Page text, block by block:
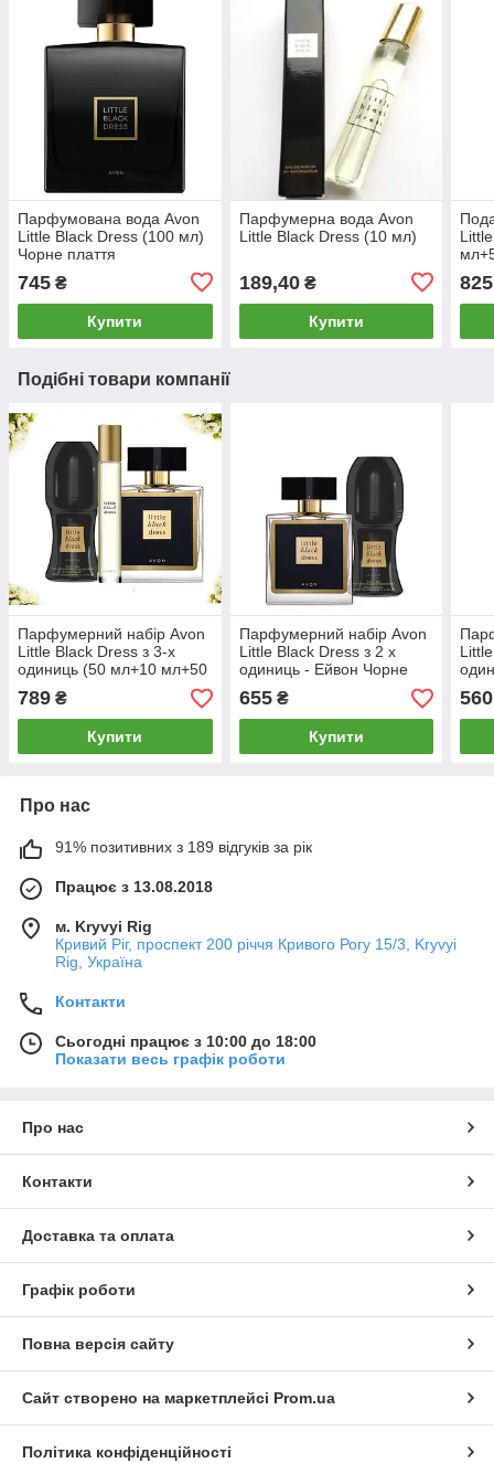
Парфумована вода Avon
Little Black Dress (100 мл)
Чорне плаття
745 ₴
Купити
Парфумерна вода Avon
Little Black Dress (10 мл)
189,40₴
Купити
825
Подібні товари компанії
Парфумерний набір Avon
Little Black Dress з 3-х
одиниць (50 мл+10 мл+50
мл) - Ейвон Чорне плаття
для жінок
789 ₴
Купити
Парфумерний набір Avon
Little Black Dress з 2 х
одиниць - Ейвон Чорне
плаття
655₴
Купити
560
Про нас
91% позитивних з 189 відгуків за рік
Працює з 13.08.2018
м. Kryvyi Rig
Кривий Ріг, проспект 200 річчя Кривого Рогу 15/3, Kryvyi
Rig, Україна
Контакти
Сьогодні працює з 10:00 до 18:00
Показати весь графік роботи
Про нас
Контакти
Доставка та оплата
Графік роботи
Повна версія сайту
Сайт створено на маркетплейсі Prom.ua
Політика конфіденційності